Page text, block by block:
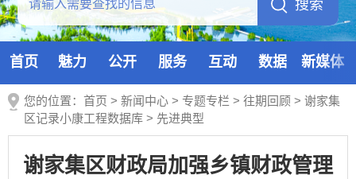
首页 魅力 公开 服务 互动 数据 新媒体
您的位置： 首页 > 新闻中心 > 专题专栏 > 往期回顾 > 谢家集
区记录小康工程数据库 > 先进典型
谢家集区财政局加强乡镇财政管理